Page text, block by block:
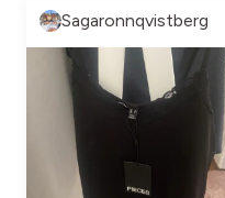
Sagaronnqvistberg